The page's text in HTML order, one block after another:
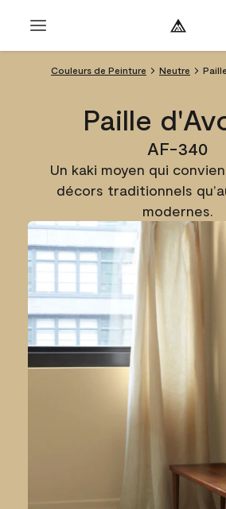
Couleurs de Peinture Neutre
Paille
AF-340
Un kaki moyen qui
décors traditionnels
modernes.